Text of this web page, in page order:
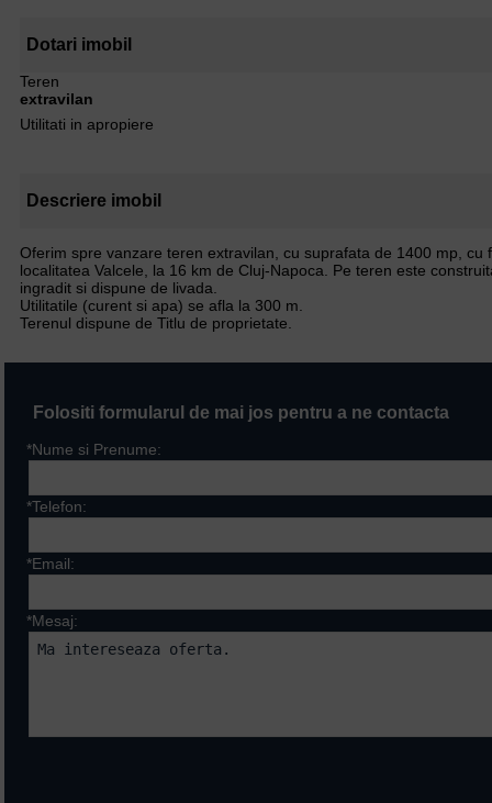
Dotari imobil
Teren
extravilan
Utilitati in apropiere
Descriere imobil
Oferim spre vanzare teren extravilan, cu suprafata de 1400 mp, cu
localitatea Valcele, la 16 km de Cluj-Napoca. Pe teren este
ingradit si dispune de livada.
Utilitatile (curent si apa) se afla la 300 m.
Terenul dispune de Titlu de proprietate.
Folositi formularul de mai jos pentru a ne contacta
*Nume si Prenume:
*Telefon:
*Email:
*Mesaj: